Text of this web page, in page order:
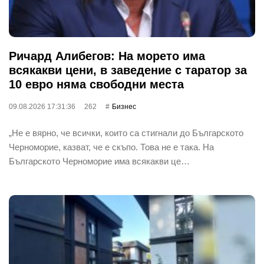
Ричард Алибегов: На морето има
всякакви цени, в заведение с таратор за
10 евро няма свободни места
09.08.2026 17:31:36 262 Бизнес
„Не е вярно, че всички, които са стигнали до Българското
Черноморие, казват, че е скъпо. Това не е така. На
Българското Черноморие има всякакви це…